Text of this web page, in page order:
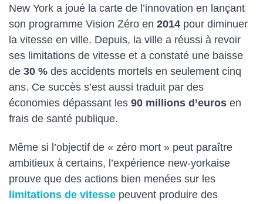
New York a joué la carte de l’innovation en lançant
son programme Vision Zéro en 2014 pour diminuer
la vitesse en ville. Depuis, la ville a réussi à revoir
ses limitations de vitesse et a constaté une baisse
de 30 % des accidents mortels en seulement cinq
ans. Ce succès s’est aussi traduit par des
économies dépassant les 90 millions d’euros en
frais de santé publique.
Même si l’objectif de « zéro mort » peut paraître
ambitieux à certains, l’expérience new-yorkaise
prouve que des actions bien menées sur les
limitations de vitesse peuvent produire des